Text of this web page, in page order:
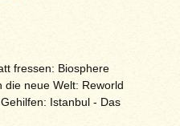
fressen: Biosphere
die neue Welt: Reworld
Istanbul - Das